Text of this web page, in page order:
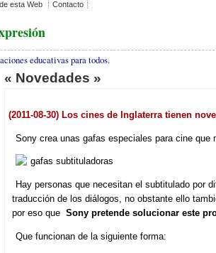
esta Web Contacto
educativas para todos.
« Novedades »
(2011-08-30) Los cines de Inglaterra tienen
Sony crea unas gafas especiales para cine que
Hay personas que necesitan el subtitulado por
traducción de los diálogos, no obstante ello
por eso queSony pretende solucionar este
Que funcionan de la siguiente forma: